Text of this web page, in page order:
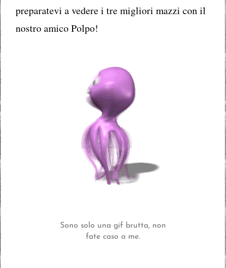
preparatevi a vedere i tre migliori mazzi con il
nostro amico Polpo!
Sono solo una gif brutta, non
fate caso a me.